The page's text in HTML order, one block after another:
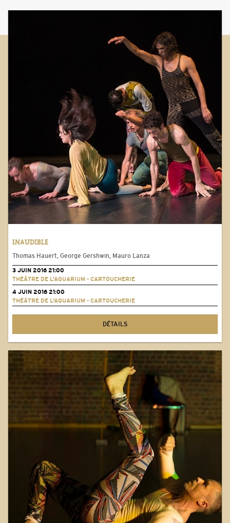
INAUDIBLE
Thomas Hauert, George Gershwin, Mauro Lanza
3 JUIN 2016 21:00
THÉÂTRE DE L'AQUARIUM - CARTOUCHERIE
4 JUIN 2016 21:00
THÉÂTRE DE L'AQUARIUM - CARTOUCHERIE
DÉTAILS